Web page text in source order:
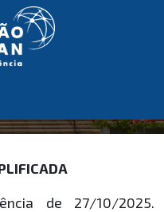
de 27/10/2025.